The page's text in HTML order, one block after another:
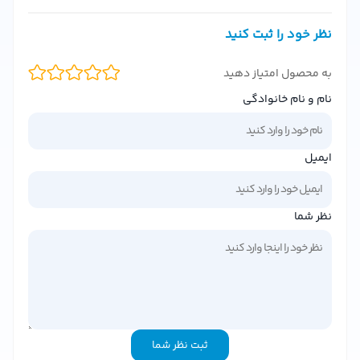
فرد، موهای شما را نرم، لطیف و درخشان می‌کند. این محصول با
ترکیبی از عناصر مغذی و مرطوب کننده، باعث حفظ سلامت و
زیبایی موهای شما می‌شود.
فواید استفاده از سرم مو وارگو مدل Silky Smooth
افزایش درخشندگی و حالت پذیری موها
تقویت ساختار مو و جلوگیری از شکستگی
کنترل وز و حجم دهی به موها
چگونه سرم مو وارگو مدل Silky Smooth را استفاده کنیم؟
موهای خود پخش کنید. این محصول را می‌توانید به عنوان یک
محصول مراقبت از مو در روتین روزانه خود اضافه کنید.
نظر خود را ثبت کنید
به محصول امتیاز دهید
نام و نام خانوادگی
ایمیل
نظر شما
ثبت نظر شما